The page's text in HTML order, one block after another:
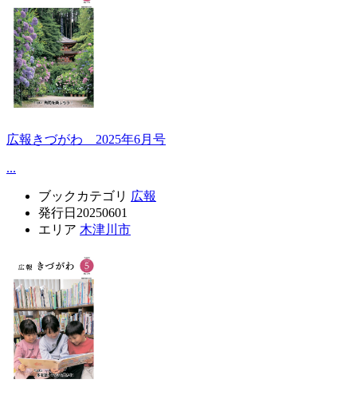
広報きづがわ 2025年6月号
...
ブックカテゴリ 広報
発行日 20250601
エリア 木津川市